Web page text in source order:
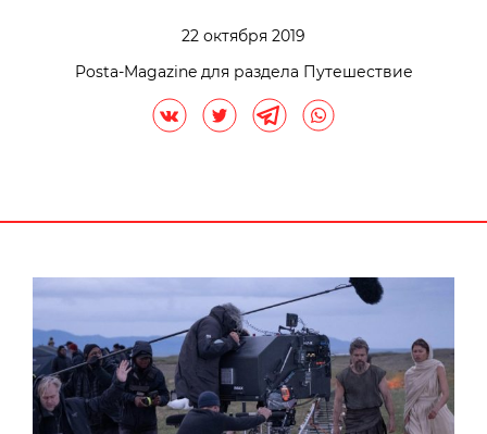
22 октября 2019
Posta-Magazine для раздела Путешествие